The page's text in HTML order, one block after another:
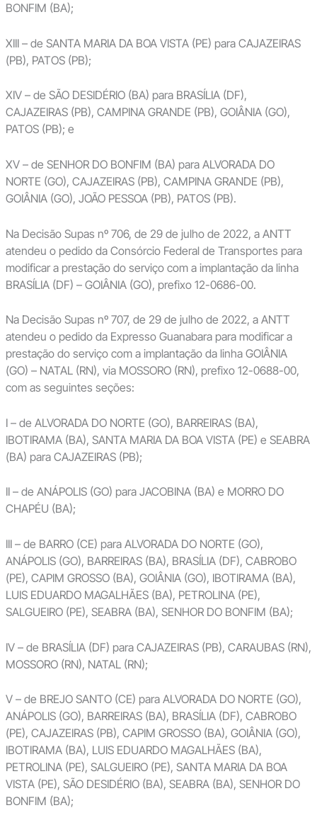
BONFIM (BA);
XIII – de SANTA MARIA DA BOA VISTA (PE) para CAJAZEIRAS
(PB), PATOS (PB);
XIV – de SÃO DESIDÉRIO (BA) para BRASÍLIA (DF),
CAJAZEIRAS (PB), CAMPINA GRANDE (PB), GOIÂNIA (GO),
PATOS (PB); e
XV – de SENHOR DO BONFIM (BA) para ALVORADA DO
NORTE (GO), CAJAZEIRAS (PB), CAMPINA GRANDE (PB),
GOIÂNIA (GO), JOÃO PESSOA (PB), PATOS (PB).
Na Decisão Supas nº 706, de 29 de julho de 2022, a ANTT
atendeu o pedido da Consórcio Federal de Transportes para
modificar a prestação do serviço com a implantação da linha
BRASÍLIA (DF) – GOIÂNIA (GO), prefixo 12-0686-00.
Na Decisão Supas nº 707, de 29 de julho de 2022, a ANTT
atendeu o pedido da Expresso Guanabara para modificar a
prestação do serviço com a implantação da linha GOIÂNIA
(GO) – NATAL (RN), via MOSSORO (RN), prefixo 12-0688-00,
com as seguintes seções:
I – de ALVORADA DO NORTE (GO), BARREIRAS (BA),
IBOTIRAMA (BA), SANTA MARIA DA BOA VISTA (PE) e SEABRA
(BA) para CAJAZEIRAS (PB);
II – de ANÁPOLIS (GO) para JACOBINA (BA) e MORRO DO
CHAPÉU (BA);
III – de BARRO (CE) para ALVORADA DO NORTE (GO),
ANÁPOLIS (GO), BARREIRAS (BA), BRASÍLIA (DF), CABROBO
(PE), CAPIM GROSSO (BA), GOIÂNIA (GO), IBOTIRAMA (BA),
LUIS EDUARDO MAGALHÃES (BA), PETROLINA (PE),
SALGUEIRO (PE), SEABRA (BA), SENHOR DO BONFIM (BA);
IV – de BRASÍLIA (DF) para CAJAZEIRAS (PB), CARAUBAS (RN),
MOSSORO (RN), NATAL (RN);
V – de BREJO SANTO (CE) para ALVORADA DO NORTE (GO),
ANÁPOLIS (GO), BARREIRAS (BA), BRASÍLIA (DF), CABROBO
(PE), CAJAZEIRAS (PB), CAPIM GROSSO (BA), GOIÂNIA (GO),
IBOTIRAMA (BA), LUIS EDUARDO MAGALHÃES (BA),
PETROLINA (PE), SALGUEIRO (PE), SANTA MARIA DA BOA
VISTA (PE), SÃO DESIDÉRIO (BA), SEABRA (BA), SENHOR DO
BONFIM (BA);